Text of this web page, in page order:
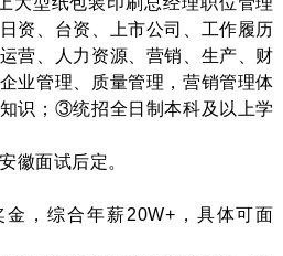
资、台资、上市公司、工作履历
营、人力资源、营销、生产、财
业管理、质量管理，营销管理体
识；③统招全日制本科及以上学
徽面试后定。
，综合年薪20W+，具体可面